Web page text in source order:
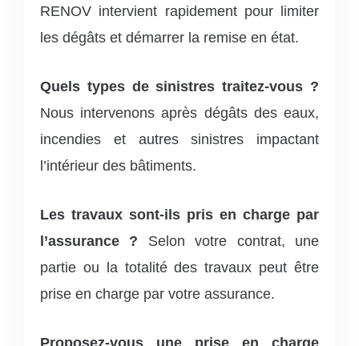
RENOV intervient rapidement pour limiter
les dégâts et démarrer la remise en état.
Quels types de sinistres traitez-vous ?
Nous intervenons après dégâts des eaux,
incendies et autres sinistres impactant
l’intérieur des bâtiments.
Les travaux sont-ils pris en charge par
l’assurance ? Selon votre contrat, une
partie ou la totalité des travaux peut être
prise en charge par votre assurance.
Proposez-vous une prise en charge